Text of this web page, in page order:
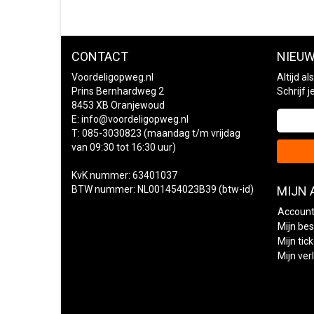
CONTACT
Voordeligopweg.nl
Prins Bernhardweg 2
8453 XB Oranjewoud
E: info@voordeligopweg.nl
T: 085-3030823 (maandag t/m vrijdag
van 09:30 tot 16:30 uur)
KvK nummer: 63401037
BTW nummer: NL001454023B39 (btw-id)
Altijd
Schrijf
MIJN
Mijn
Mijn
Mijn